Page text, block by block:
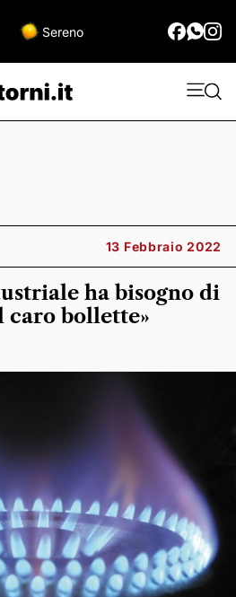
Sereno
13 Febbraio 2022
ha bisogno di
caro bollette»